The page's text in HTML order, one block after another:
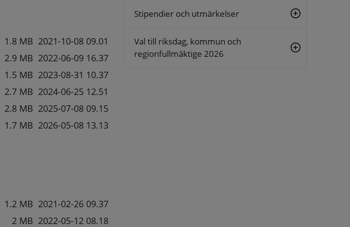
upp
1.8 MB 2021-10-08 09.01
2.9 MB 2022-06-09 16.37
1.5 MB 2023-08-31 10.37
2.7 MB 2024-06-25 12.51
2.8 MB 2025-07-08 09.15
1.7 MB 2026-05-08 13.13
upp
1.2 MB 2021-02-26 09.37
2 MB 2022-05-12 08.18
Stipendier och utmärkelser
Val till riksdag, kommun och
regionfullmäktige 2026